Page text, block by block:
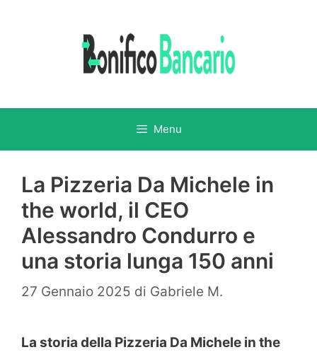
Menu
La Pizzeria Da Michele in
the world, il CEO
Alessandro Condurro e
una storia lunga 150 anni
27 Gennaio 2025 di Gabriele M.
La storia della Pizzeria Da Michele in the